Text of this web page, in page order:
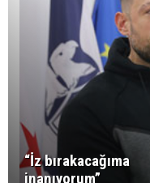
“İz bırakacağıma
inanıyorum”